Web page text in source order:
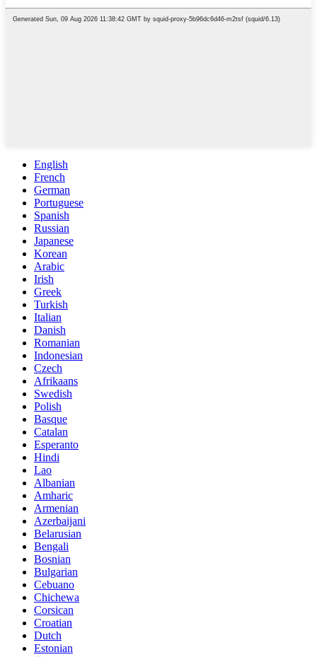
English
French
German
Portuguese
Spanish
Russian
Japanese
Korean
Arabic
Irish
Greek
Turkish
Italian
Danish
Romanian
Indonesian
Czech
Afrikaans
Swedish
Polish
Basque
Catalan
Esperanto
Hindi
Lao
Albanian
Amharic
Armenian
Azerbaijani
Belarusian
Bengali
Bosnian
Bulgarian
Cebuano
Chichewa
Corsican
Croatian
Dutch
Estonian